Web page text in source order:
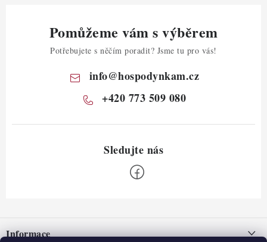
Pomůžeme vám s výběrem
Potřebujete s něčím poradit? Jsme tu pro vás!
info@hospodynkam.cz
+420 773 509 080
Informace